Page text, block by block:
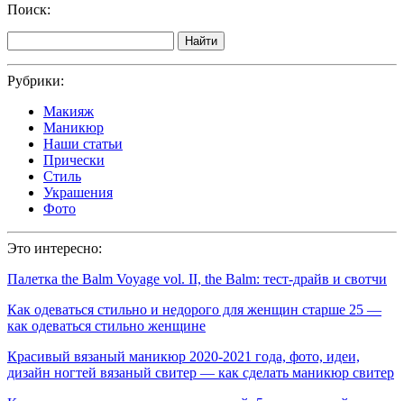
Поиск:
Найти
Рубрики:
Макияж
Маникюр
Наши статьи
Прически
Стиль
Украшения
Фото
Это интересно:
Палетка the Balm Voyage vol. II, the Balm: тест-драйв и свотчи
Как одеваться стильно и недорого для женщин старше 25 —
как одеваться стильно женщине
Красивый вязаный маникюр 2020-2021 года, фото, идеи,
дизайн ногтей вязаный свитер — как сделать маникюр свитер